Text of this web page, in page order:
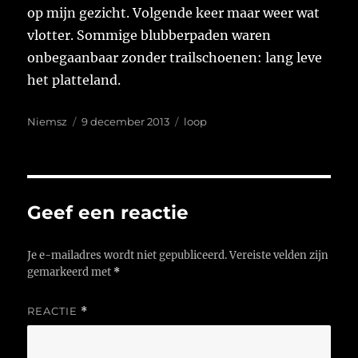
op mijn gezicht. Volgende keer maar weer wat
vlotter. Sommige blubberpaden waren
onbegaanbaar zonder trailschoenen: lang leve
het platteland.
Auteur
Niemsz
Geplaatst
9 december 2013 Tags
loop
Geef een reactie
Je e-mailadres wordt niet gepubliceerd. Vereiste velden zijn
gemarkeerd met *
REACTIE *